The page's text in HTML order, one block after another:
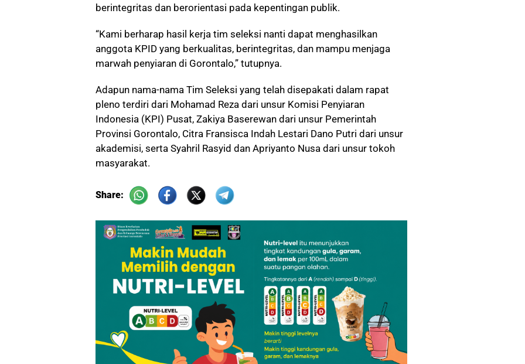
berintegritas dan berorientasi pada kepentingan publik.
“Kami berharap hasil kerja tim seleksi nanti dapat menghasilkan
anggota KPID yang berkualitas, berintegritas, dan mampu menjaga
marwah penyiaran di Gorontalo,” tutupnya.
Adapun nama-nama Tim Seleksi yang telah disepakati dalam rapat
pleno terdiri dari Mohamad Reza dari unsur Komisi Penyiaran
Indonesia (KPI) Pusat, Zakiya Baserewan dari unsur Pemerintah
Provinsi Gorontalo, Citra Fransisca Indah Lestari Dano Putri dari unsur
akademisi, serta Syahril Rasyid dan Apriyanto Nusa dari unsur tokoh
masyarakat.
Share: